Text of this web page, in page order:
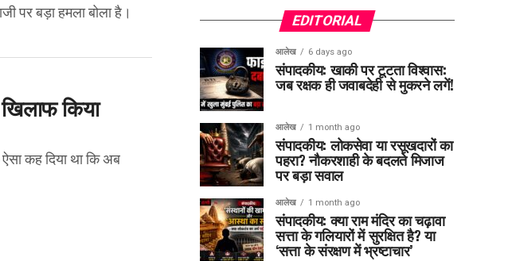
पर बड़ा हमला बोला है।
किया
कह दिया था कि अब
EDITORIAL
आलेख 6 days ago
संपादकीय: खाकी पर टूटता विश्वास:
जब रक्षक ही जवाबदेही से मुकरने लगें!
आलेख 1 month ago
संपादकीय: लोकसेवा या रसूखदारों का
पहरा? नौकरशाही के बदलते मिजाज
पर बड़ा सवाल
आलेख 1 month ago
संपादकीय: क्या राम मंदिर का चढ़ावा
सत्ता के गलियारों में सुरक्षित है? या
‘सत्ता के संरक्षण में भ्रष्टाचार’